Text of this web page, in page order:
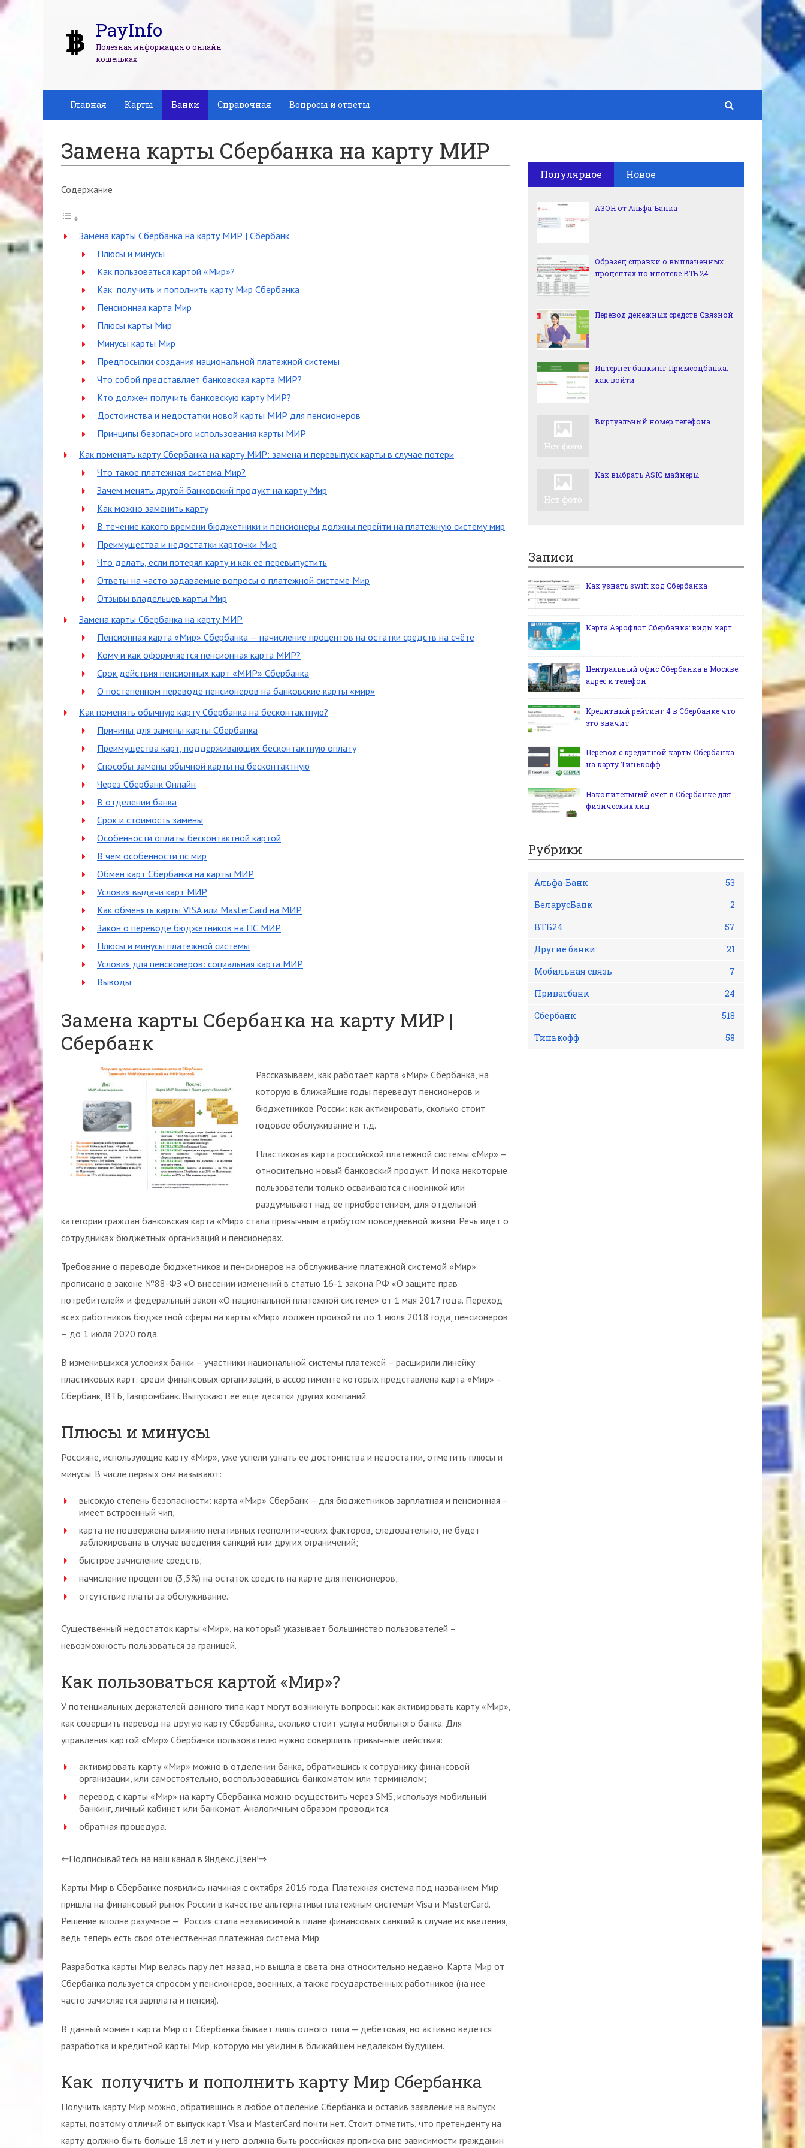
PayInfo
Полезная информация о онлайн
кошельках
Главная Карты Банки Справочная Вопросы и ответы
Замена карты Сбербанка на карту МИР
Содержание
Замена карты Сбербанка на карту МИР | Сбербанк
Плюсы и минусы
Как пользоваться картой «Мир»?
Как получить и пополнить карту Мир Сбербанка
Пенсионная карта Мир
Плюсы карты Мир
Минусы карты Мир
Предпосылки создания национальной платежной системы
Что собой представляет банковская карта МИР?
Кто должен получить банковскую карту МИР?
Достоинства и недостатки новой карты МИР для пенсионеров
Принципы безопасного использования карты МИР
Как поменять карту Сбербанка на карту МИР: замена и перевыпуск карты в случае потери
Что такое платежная система Мир?
Зачем менять другой банковский продукт на карту Мир
Как можно заменить карту
В течение какого времени бюджетники и пенсионеры должны перейти на платежную систему мир
Преимущества и недостатки карточки Мир
Что делать, если потерял карту и как ее перевыпустить
Ответы на часто задаваемые вопросы о платежной системе Мир
Отзывы владельцев карты Мир
Замена карты Сбербанка на карту МИР
Пенсионная карта «Мир» Сбербанка — начисление процентов на остатки средств на счёте
Кому и как оформляется пенсионная карта МИР?
Срок действия пенсионных карт «МИР» Сбербанка
О постепенном переводе пенсионеров на банковские карты «мир»
Как поменять обычную карту Сбербанка на бесконтактную?
Причины для замены карты Сбербанка
Преимущества карт, поддерживающих бесконтактную оплату
Способы замены обычной карты на бесконтактную
Через Сбербанк Онлайн
В отделении банка
Срок и стоимость замены
Особенности оплаты бесконтактной картой
В чем особенности пс мир
Обмен карт Сбербанка на карты МИР
Условия выдачи карт МИР
Как обменять карты VISA или MasterCard на МИР
Закон о переводе бюджетников на ПС МИР
Плюсы и минусы платежной системы
Условия для пенсионеров: социальная карта МИР
Выводы
Замена карты Сбербанка на карту МИР |
Сбербанк
Рассказываем, как работает карта «Мир» Сбербанка, на
которую в ближайшие годы переведут пенсионеров и
бюджетников России: как активировать, сколько стоит
годовое обслуживание и т.д.
Пластиковая карта российской платежной системы «Мир» –
относительно новый банковский продукт. И пока некоторые
пользователи только осваиваются с новинкой или
раздумывают над ее приобретением, для отдельной
категории граждан банковская карта «Мир» стала привычным атрибутом повседневной жизни. Речь идет о
сотрудниках бюджетных организаций и пенсионерах.
Требование о переводе бюджетников и пенсионеров на обслуживание платежной системой «Мир»
прописано в законе №88-ФЗ «О внесении изменений в статью 16-1 закона РФ «О защите прав
потребителей» и федеральный закон «О национальной платежной системе» от 1 мая 2017 года. Переход
всех работников бюджетной сферы на карты «Мир» должен произойти до 1 июля 2018 года, пенсионеров
– до 1 июля 2020 года.
В изменившихся условиях банки – участники национальной системы платежей – расширили линейку
пластиковых карт: среди финансовых организаций, в ассортименте которых представлена карта «Мир» –
Сбербанк, ВТБ, Газпромбанк. Выпускают ее еще десятки других компаний.
Плюсы и минусы
Россияне, использующие карту «Мир», уже успели узнать ее достоинства и недостатки, отметить плюсы и
минусы. В числе первых они называют:
высокую степень безопасности: карта «Мир» Сбербанк – для бюджетников зарплатная и пенсионная –
имеет встроенный чип;
карта не подвержена влиянию негативных геополитических факторов, следовательно, не будет
заблокирована в случае введения санкций или других ограничений;
быстрое зачисление средств;
начисление процентов (3,5%) на остаток средств на карте для пенсионеров;
отсутствие платы за обслуживание.
Существенный недостаток карты «Мир», на который указывает большинство пользователей –
невозможность пользоваться за границей.
Как пользоваться картой «Мир»?
У потенциальных держателей данного типа карт могут возникнуть вопросы: как активировать карту «Мир»,
как совершить перевод на другую карту Сбербанка, сколько стоит услуга мобильного банка. Для
управления картой «Мир» Сбербанка пользователю нужно совершить привычные действия:
активировать карту «Мир» можно в отделении банка, обратившись к сотруднику финансовой
организации, или самостоятельно, воспользовавшись банкоматом или терминалом;
перевод с карты «Мир» на карту Сбербанка можно осуществить через SMS, используя мобильный
банкинг, личный кабинет или банкомат. Аналогичным образом проводится
обратная процедура.
⇐Подписывайтесь на наш канал в Яндекс.Дзен!⇒
Карты Мир в Сбербанке появились начиная с октября 2016 года. Платежная система под названием Мир
пришла на финансовый рынок России в качестве альтернативы платежным системам Visa и MasterCard.
Решение вполне разумное — Россия стала независимой в плане финансовых санкций в случае их введения,
ведь теперь есть своя отечественная платежная система Мир.
Разработка карты Мир велась пару лет назад, но вышла в света она относительно недавно. Карта Мир от
Сбербанка пользуется спросом у пенсионеров, военных, а также государственных работников (на нее
часто зачисляется зарплата и пенсия).
В данный момент карта Мир от Сбербанка бывает лишь одного типа — дебетовая, но активно ведется
разработка и кредитной карты Мир, которую мы увидим в ближайшем недалеком будущем.
Как получить и пополнить карту Мир Сбербанка
Получить карту Мир можно, обратившись в любое отделение Сбербанка и оставив заявление на выпуск
карты, поэтому отличий от выпуск карт Visa и MasterCard почти нет. Стоит отметить, что претенденту на
карту должно быть больше 18 лет и у него должна быть российская прописка вне зависимости гражданин
Популярное Новое
АЗОН от Альфа-Банка
Образец справки о выплаченных
процентах по ипотеке ВТБ 24
Перевод денежных средств Связной
Интернет банкинг Примсоцбанка:
как войти
Виртуальный номер телефона
Как выбрать ASIC майнеры
Записи
Как узнать swift код Сбербанка
Карта Аэрофлот Сбербанка: виды карт
Центральный офис Сбербанка в Москве:
адрес и телефон
Кредитный рейтинг 4 в Сбербанке что
это значит
Перевод с кредитной карты Сбербанка
на карту Тинькофф
Накопительный счет в Сбербанке для
физических лиц
Рубрики
Альфа-Банк
53
БеларусБанк
2
ВТБ24
57
Другие банки
21
Мобильная связь
7
Приватбанк
24
Сбербанк
518
Тинькофф
58